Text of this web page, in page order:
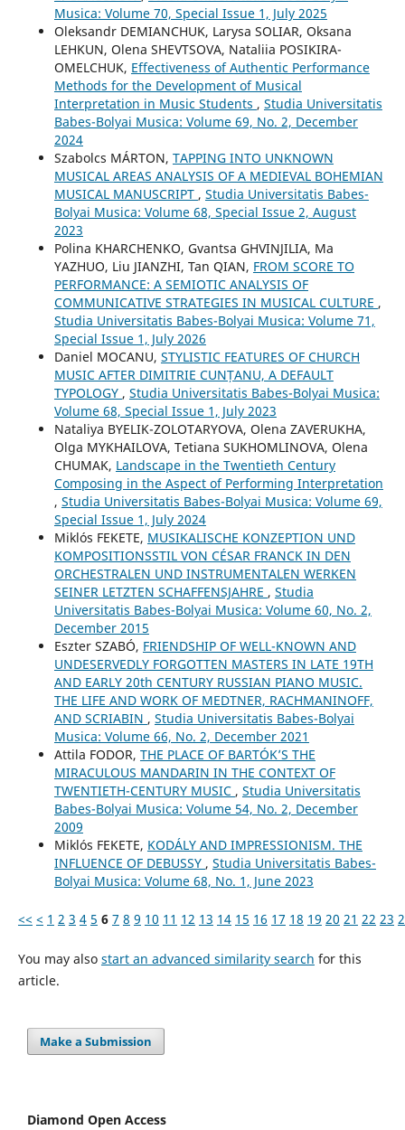
Musica: Volume 70, Special Issue 1, July 2025
Oleksandr DEMIANCHUK, Larysa SOLIAR, Oksana
LEHKUN, Olena SHEVTSOVA, Nataliia POSIKIRA-
OMELCHUK, Effectiveness of Authentic Performance
Methods for the Development of Musical
Interpretation in Music Students , Studia Universitatis
Babes-Bolyai Musica: Volume 69, No. 2, December
2024
Szabolcs MÁRTON, TAPPING INTO UNKNOWN
MUSICAL AREAS ANALYSIS OF A MEDIEVAL BOHEMIAN
MUSICAL MANUSCRIPT , Studia Universitatis Babes-
Bolyai Musica: Volume 68, Special Issue 2, August
2023
Polina KHARCHENKO, Gvantsa GHVINJILIA, Ma
YAZHUO, Liu JIANZHI, Tan QIAN, FROM SCORE TO
PERFORMANCE: A SEMIOTIC ANALYSIS OF
COMMUNICATIVE STRATEGIES IN MUSICAL CULTURE ,
Studia Universitatis Babes-Bolyai Musica: Volume 71,
Special Issue 1, July 2026
Daniel MOCANU, STYLISTIC FEATURES OF CHURCH
MUSIC AFTER DIMITRIE CUNȚANU, A DEFAULT
TYPOLOGY , Studia Universitatis Babes-Bolyai Musica:
Volume 68, Special Issue 1, July 2023
Nataliya BYELIK-ZOLOTARYOVA, Olena ZAVERUKHA,
Olga MYKHAILOVA, Tetiana SUKHOMLINOVA, Olena
CHUMAK, Landscape in the Twentieth Century
Composing in the Aspect of Performing Interpretation
, Studia Universitatis Babes-Bolyai Musica: Volume 69,
Special Issue 1, July 2024
Miklós FEKETE, MUSIKALISCHE KONZEPTION UND
KOMPOSITIONSSTIL VON CÉSAR FRANCK IN DEN
ORCHESTRALEN UND INSTRUMENTALEN WERKEN
SEINER LETZTEN SCHAFFENSJAHRE , Studia
Universitatis Babes-Bolyai Musica: Volume 60, No. 2,
December 2015
Eszter SZABÓ, FRIENDSHIP OF WELL-KNOWN AND
UNDESERVEDLY FORGOTTEN MASTERS IN LATE 19TH
AND EARLY 20th CENTURY RUSSIAN PIANO MUSIC.
THE LIFE AND WORK OF MEDTNER, RACHMANINOFF,
AND SCRIABIN , Studia Universitatis Babes-Bolyai
Musica: Volume 66, No. 2, December 2021
Attila FODOR, THE PLACE OF BARTÓK’S THE
MIRACULOUS MANDARIN IN THE CONTEXT OF
TWENTIETH-CENTURY MUSIC , Studia Universitatis
Babes-Bolyai Musica: Volume 54, No. 2, December
2009
Miklós FEKETE, KODÁLY AND IMPRESSIONISM. THE
INFLUENCE OF DEBUSSY , Studia Universitatis Babes-
Bolyai Musica: Volume 68, No. 1, June 2023
<< < 1 2 3 4 5 6 7 8 9 10 11 12 13 14 15 16 17 18 19 20 21 22 23
You may also start an advanced similarity search for this
article.
Make a Submission
Diamond Open Access